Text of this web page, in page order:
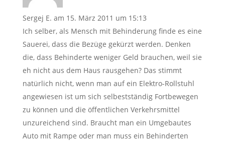
Sergej E. am 15. März 2011 um 15:13
Ich selber, als Mensch mit Behinderung finde es eine
Sauerei, dass die Bezüge gekürzt werden. Denken
die, dass Behinderte weniger Geld brauchen, weil sie
eh nicht aus dem Haus rausgehen? Das stimmt
natürlich nicht, wenn man auf ein Elektro-Rollstuhl
angewiesen ist um sich selbestständig Fortbewegen
zu können und die öffentlichen Verkehrsmittel
unzureichend sind. Braucht man ein Umgebautes
Auto mit Rampe oder man muss ein Behinderten